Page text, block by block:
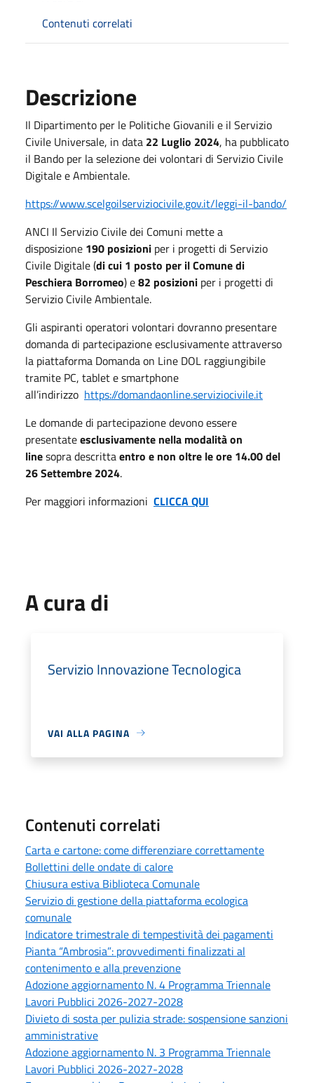
Contenuti correlati
Descrizione
Il Dipartimento per le Politiche Giovanili e il Servizio
Civile Universale, in data 22 Luglio 2024, ha pubblicato
il Bando per la selezione dei volontari di Servizio Civile
Digitale e Ambientale.
https://www.scelgoilserviziocivile.gov.it/leggi-il-bando/
ANCI Il Servizio Civile dei Comuni mette a
disposizione 190 posizioni per i progetti di Servizio
Civile Digitale (di cui 1 posto per il Comune di
Peschiera Borromeo) e82 posizioni per i progetti di
Servizio Civile Ambientale.
Gli aspiranti operatori volontari dovranno presentare
domanda di partecipazione esclusivamente attraverso
la piattaforma Domanda on Line DOL raggiungibile
tramite PC, tablet e smartphone
all’indirizzo https://domandaonline.serviziocivile.it
Le domande di partecipazione devono essere
presentateesclusivamente nella modalità on
linesopra descrittaentro e non oltre le ore 14.00 del
26 Settembre 2024.
Per maggiori informazioni CLICCA QUI
A cura di
Servizio Innovazione Tecnologica
VAI ALLA PAGINA
Contenuti correlati
Carta e cartone: come differenziare correttamente
Bollettini delle ondate di calore
Chiusura estiva Biblioteca Comunale
Servizio di gestione della piattaforma ecologica
comunale
Indicatore trimestrale di tempestività dei pagamenti
Pianta “Ambrosia”: provvedimenti finalizzati al
contenimento e alla prevenzione
Adozione aggiornamento N. 4 Programma Triennale
Lavori Pubblici 2026-2027-2028
Divieto di sosta per pulizia strade: sospensione sanzioni
amministrative
Adozione aggiornamento N. 3 Programma Triennale
Lavori Pubblici 2026-2027-2028